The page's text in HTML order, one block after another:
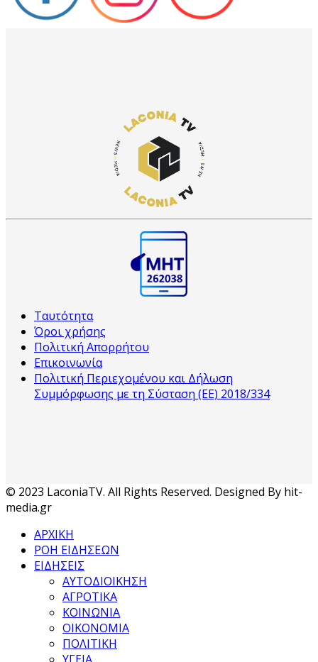
Ταυτότητα
Όροι χρήσης
Πολιτική Απορρήτου
Επικοινωνία
Πολιτική Περιεχομένου και Δήλωση
Συμμόρφωσης με τη Σύσταση (ΕΕ) 2018/334
© 2023 LaconiaTV. All Rights Reserved. Designed By hit-
media.gr
ΑΡΧΙΚΗ
ΡΟΗ ΕΙΔΗΣΕΩΝ
ΕΙΔΗΣΕΙΣ
ΑΥΤΟΔΙΟΙΚΗΣΗ
ΑΓΡΟΤΙΚΑ
ΚΟΙΝΩΝΙΑ
ΟΙΚΟΝΟΜΙΑ
ΠΟΛΙΤΙΚΗ